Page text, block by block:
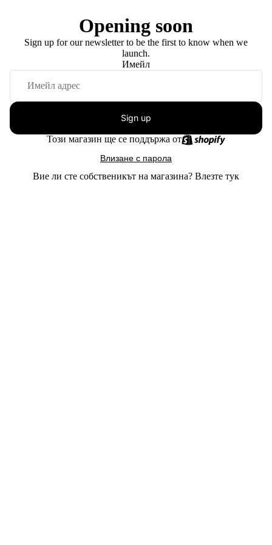
Opening soon
Sign up for our newsletter to be the first to know when we
launch.
Имейл
Sign up
Този магазин ще се поддържа от
Влизане с парола
Вие ли сте собственикът на магазина? Влезте тук